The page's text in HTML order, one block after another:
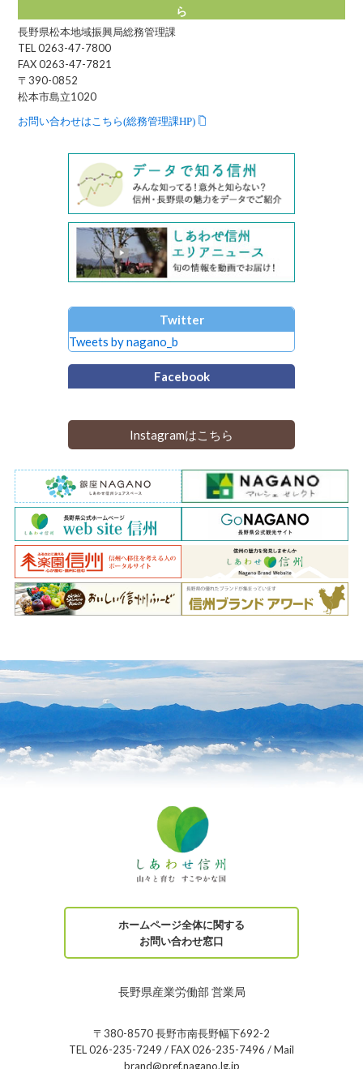
ら
長野県松本地域振興局総務管理課
TEL 0263-47-7800
FAX 0263-47-7821
〒390-0852
松本市島立1020
お問い合わせはこちら(総務管理課HP)
Twitter
Tweets by nagano_b
Facebook
Instagramはこちら
ホームページ全体に関する
お問い合わせ窓口
長野県産業労働部 営業局
〒380-8570 長野市南長野幅下692-2
TEL 026-235-7249 / FAX 026-235-7496 / Mail
brand@pref.nagano.lg.jp